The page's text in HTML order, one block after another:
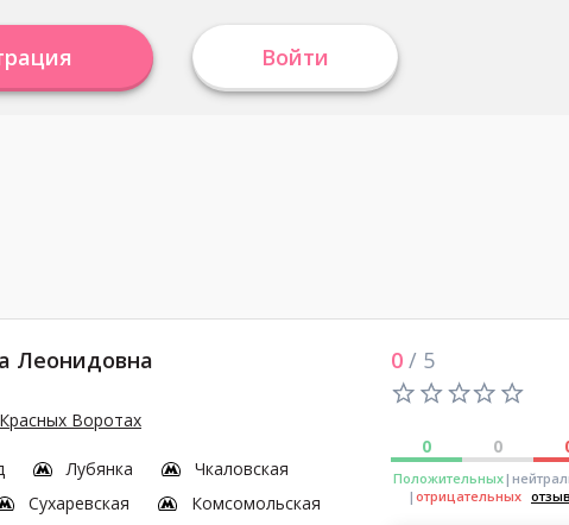
Войти
Леонидовна
Воротах
Лубянка
Чкаловская
Сухаревская Комсомольская
0 / 5
0 0
Положительных
| отрицательных